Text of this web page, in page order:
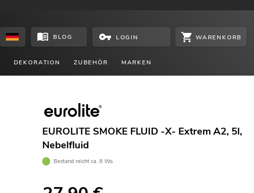
BLOG LOGIN WARENKORB
DEKORATION ZUBEHÖR MARKEN
EUROLITE SMOKE FLUID -X- Extrem A2, 5l,
Nebelfluid
Bestand reicht ca. 8 Wo.